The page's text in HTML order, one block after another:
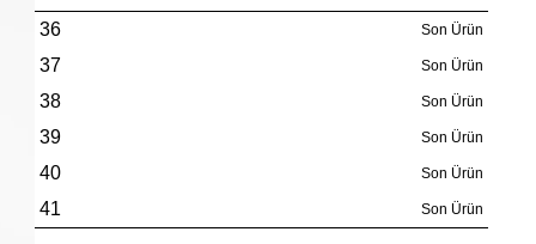
36 Son Ürün
37 Son Ürün
38 Son Ürün
39 Son Ürün
40 Son Ürün
41 Son Ürün